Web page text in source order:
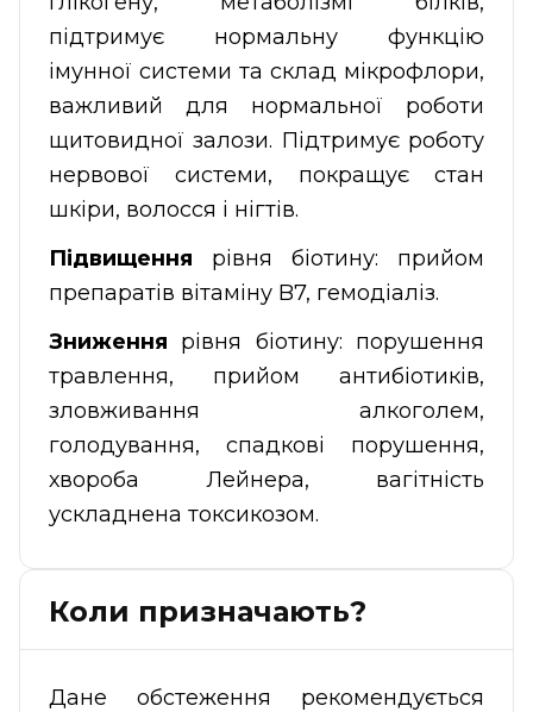
підтримує нормальну функцію
імунної системи та склад мікрофлори,
важливий для нормальної роботи
щитовидної залози. Підтримує роботу
нервової системи, покращує стан
шкіри, волосся і нігтів.
Підвищення рівня біотину: прийом
препаратів вітаміну B7, гемодіаліз.
Зниження рівня біотину: порушення
травлення, прийом антибіотиків,
зловживання алкоголем,
голодування, спадкові порушення,
хвороба Лейнера, вагітність
ускладнена токсикозом.
Коли призначають?
Дане обстеження рекомендується